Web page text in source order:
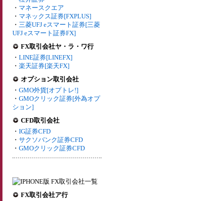
・ マネースクエア
・ マネックス証券[FXPLUS]
・ 三菱UFJ eスマート証券[三菱
UFJ eスマート証券FX]
FX取引会社ヤ・ラ・ワ行
・ LINE証券[LINEFX]
・ 楽天証券[楽天FX]
オプション取引会社
・ GMO外貨[オプトレ!]
・ GMOクリック証券[外為オプ
ション]
CFD取引会社
・ IG証券CFD
・ サクソバンク証券CFD
・ GMOクリック証券CFD
FX取引会社ア行